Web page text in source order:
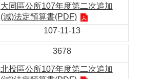
大同區公所107年度第二次追加
(減)法定預算書(PDF)
107-11-13
3678
北投區公所107年度第二次追加